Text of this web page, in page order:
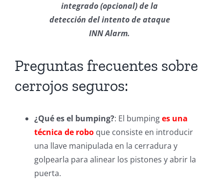
integrado (opcional) de la
detección del intento de ataque
INN Alarm.
Preguntas frecuentes sobre
cerrojos seguros:
¿Qué es el bumping?: El bumpinges una
técnica de robo que consiste en introducir
una llave manipulada en la cerradura y
golpearla para alinear los pistones y abrir la
puerta.